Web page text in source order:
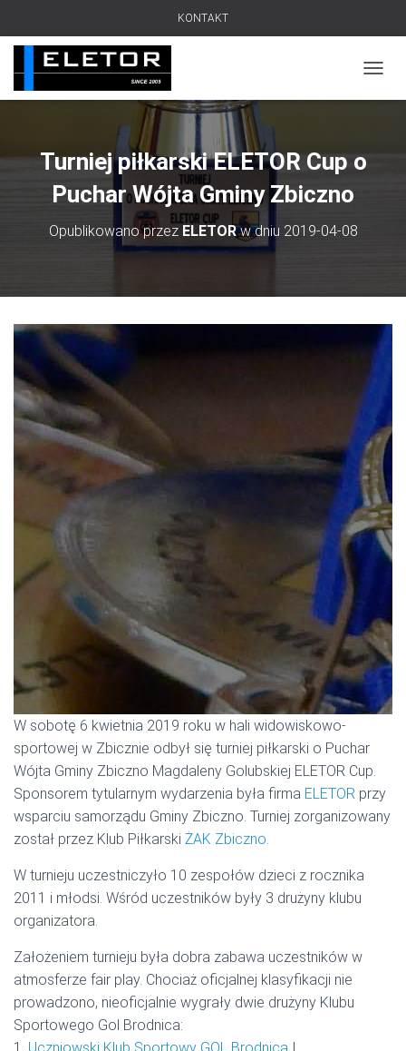
KONTAKT
Turniej piłkarski ELETOR Cup o
Puchar Wójta Gminy Zbiczno
Opublikowano przez ELETORw dniu 2019-04-08
W sobotę 6 kwietnia 2019 roku w hali widowiskowo-
sportowej w Zbicznie odbył się turniej piłkarski o Puchar
Wójta Gminy Zbiczno Magdaleny Golubskiej ELETOR Cup.
Sponsorem tytularnym wydarzenia była firma ELETOR przy
wsparciu samorządu Gminy Zbiczno. Turniej zorganizowany
został przez Klub Piłkarski ŻAK Zbiczno.
W turnieju uczestniczyło 10 zespołów dzieci z rocznika
2011 i młodsi. Wśród uczestników były 3 drużyny klubu
organizatora.
Założeniem turnieju była dobra zabawa uczestników w
atmosferze fair play. Chociaż oficjalnej klasyfikacji nie
prowadzono, nieoficjalnie wygrały dwie drużyny Klubu
Sportowego Gol Brodnica: